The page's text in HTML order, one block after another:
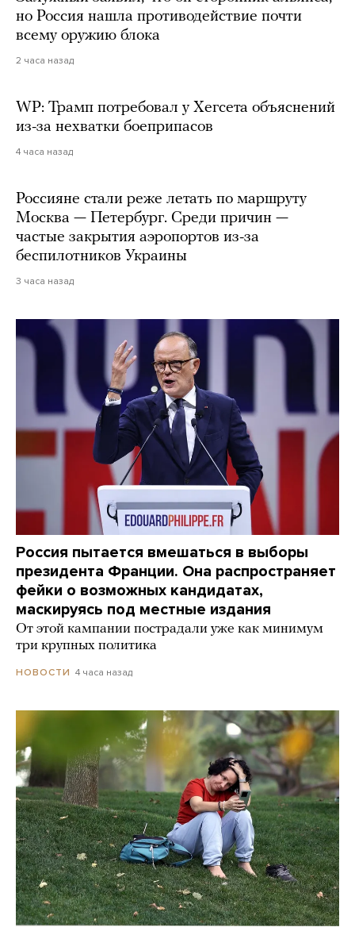
но Россия нашла противодействие почти
всему оружию блока
2 часа назад
WP: Трамп потребовал у Хегсета объяснений
из-за нехватки боеприпасов
4 часа назад
Россияне стали реже летать по маршруту
Москва — Петербург. Среди причин —
частые закрытия аэропортов из-за
беспилотников Украины
3 часа назад
Россия пытается вмешаться в выборы
президента Франции. Она распространяет
фейки о возможных кандидатах,
маскируясь под местные издания
От этой кампании пострадали уже как минимум
три крупных политика
НОВОСТИ 4 часа назад